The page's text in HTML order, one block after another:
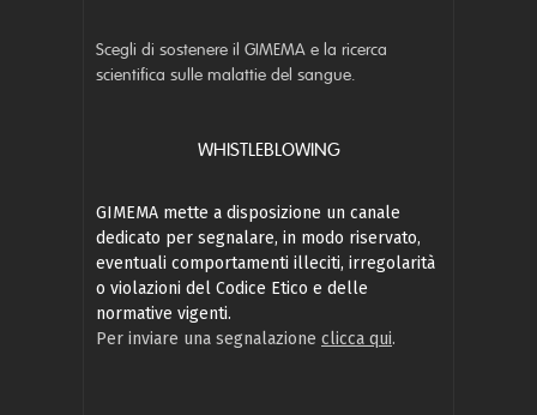
Scegli di sostenere il GIMEMA e la ricerca
scientifica sulle malattie del sangue.
WHISTLEBLOWING
GIMEMA mette a disposizione un canale
dedicato per segnalare, in modo riservato,
eventuali comportamenti illeciti, irregolarità
o violazioni del Codice Etico e delle
normative vigenti.
Per inviare una segnalazione clicca qui.